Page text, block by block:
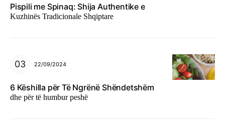
Pispili me Spinaq: Shija Authentike e
Kuzhinës Tradicionale Shqiptare
22/09/2024
6 Këshilla për Të Ngrënë Shëndetshëm
dhe për të humbur peshë